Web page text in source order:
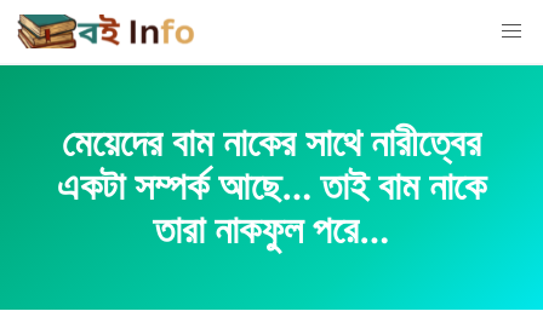
Skip
to
content
মেয়েদের বাম নাকের সাথে নারীত্বের
একটা সম্পর্ক আছে… তাই বাম নাকে
তারা নাকফুল পরে…